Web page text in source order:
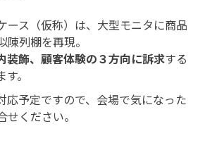
ース（仮称）は、大型モニタに商品
列棚を再現。
装飾、顧客体験の３方向に訴求する
。
応予定ですので、会場で気になった
ください。